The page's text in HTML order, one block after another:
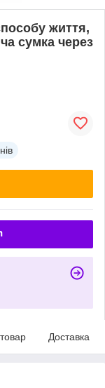
життя,
сумка через
Доставка